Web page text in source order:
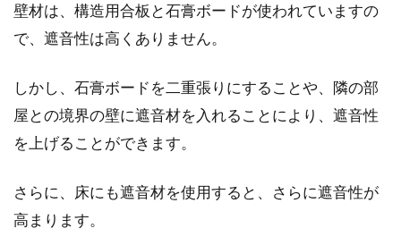
壁材は、構造用合板と石膏ボードが使われていますの
で、遮音性は高くありません。
しかし、石膏ボードを二重張りにすることや、隣の部
屋との境界の壁に遮音材を入れることにより、遮音性
を上げることができます。
さらに、床にも遮音材を使用すると、さらに遮音性が
高まります。